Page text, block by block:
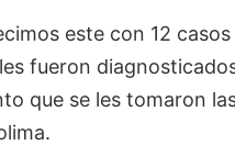
este con 12
fueron
que se les tomaron